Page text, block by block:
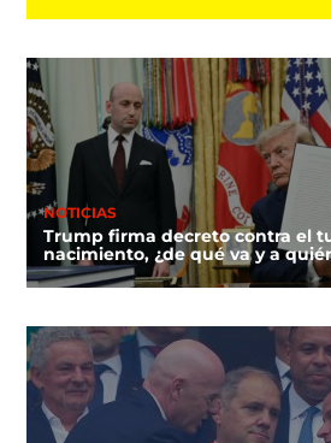
NOTICIAS
Trump firma decreto contra el
nacimiento, ¿de qué va y a